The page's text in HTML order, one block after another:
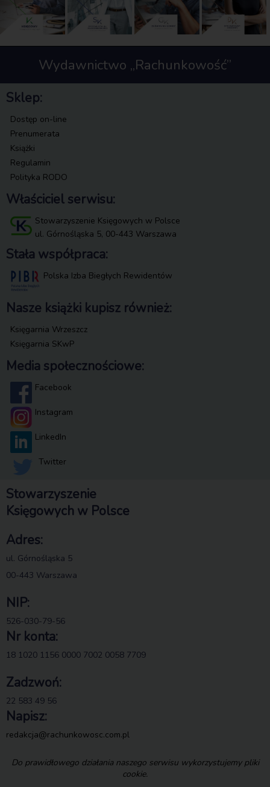
Wydawnictwo „Rachunkowość”
Sklep:
Dostęp on-line
Prenumerata
Książki
Regulamin
Polityka RODO
Właściciel serwisu:
Stowarzyszenie Księgowych w Polsce
ul. Górnośląska 5, 00-443 Warszawa
Stała współpraca:
Polska Izba Biegłych Rewidentów
Nasze książki kupisz również:
Księgarnia Wrzeszcz
Księgarnia SKwP
Media społecznościowe:
Facebook
Instagram
LinkedIn
Twitter
Stowarzyszenie
Księgowych w Polsce
Adres:
ul. Górnośląska 5
00-443 Warszawa
NIP:
526-030-79-56
Nr konta:
18 1020 1156 0000 7002 0058 7709
Zadzwoń:
22 583 49 56
Napisz:
redakcja@rachunkowosc.com.pl
Do prawidłowego działania naszego serwisu wykorzystujemy pliki
cookie.